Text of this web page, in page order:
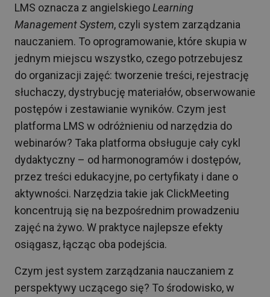
LMS oznacza z angielskiegoLearning
Management System, czyli system zarządzania
nauczaniem. To oprogramowanie, które skupia w
jednym miejscu wszystko, czego potrzebujesz
do organizacji zajęć: tworzenie treści, rejestrację
słuchaczy, dystrybucję materiałów, obserwowanie
postępów i zestawianie wyników. Czym jest
platforma LMS w odróżnieniu od narzędzia do
webinarów? Taka platforma obsługuje cały cykl
dydaktyczny – od harmonogramów i dostępów,
przez treści edukacyjne, po certyfikaty i dane o
aktywności. Narzędzia takie jak ClickMeeting
koncentrują się na bezpośrednim prowadzeniu
zajęć na żywo. W praktyce najlepsze efekty
osiągasz, łącząc oba podejścia.
Czym jest system zarządzania nauczaniem z
perspektywy uczącego się? To środowisko, w